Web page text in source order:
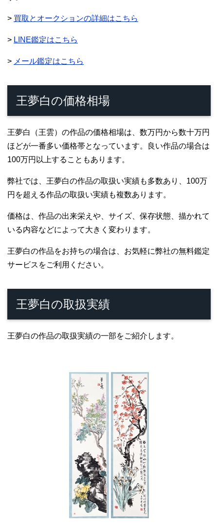
> 買取とオークションの詳細はこちら
> LINE鑑定はこちら
> メール鑑定はこちら
王夢白の価格相場
王夢白（王雲）の作品の価格相場は、数万円から数十万円
ほどが一番多い価格帯となっています。良い作品の場合は
100万円以上することもあります。
弊社では、王夢白の作品の取扱い実績も多数あり、100万
円を超える作品の取扱い実績も複数あります。
価格は、作品の出来栄えや、サイズ、保存状態、描かれて
いる内容などによって大きく変わります。
王夢白の作品をお持ちの場合は、お気軽に弊社の無料鑑定
サービスをご利用ください。
王夢白の取扱実績
王夢白の作品の取扱実績の一部をご紹介します。